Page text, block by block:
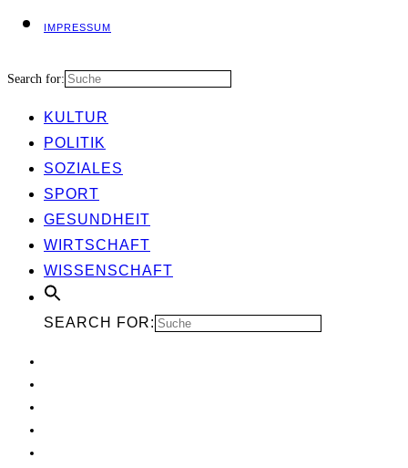
IMPRES­SUM
Search for:
KUL­TUR
POLI­TIK
SOZIA­LES
SPORT
GESUND­HEIT
WIRT­SCHAFT
WIS­SEN­SCHAFT
SEARCH FOR: